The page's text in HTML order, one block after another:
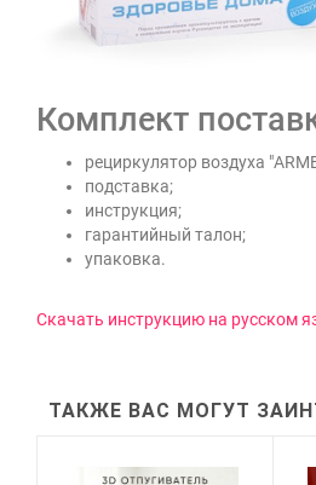
Комплект
рециркулятор воздуха
подставка;
инструкция;
гарантийный талон;
упаковка.
Скачать инструкцию на русском
ТАКЖЕ ВАС МОГУТ